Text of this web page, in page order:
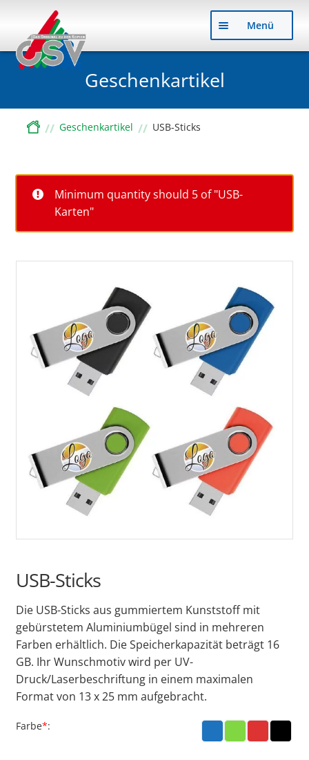
Menü
Geschenkartikel
StartGeschenkartikel USB-Sticks
Minimum quantity should 5 of "USB-
Karten"
USB-Sticks
Die USB-Sticks aus gummiertem Kunststoff mit
gebürstetem Aluminiumbügel sind in mehreren
Farben erhältlich. Die Speicherkapazität beträgt 16
GB. Ihr Wunschmotiv wird per UV-
Druck/Laserbeschriftung in einem maximalen
Format von 13 x 25 mm aufgebracht.
Farbe*